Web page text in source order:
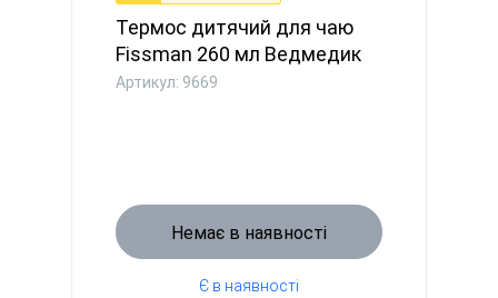
Термос дитячий для чаю
Fissman 260 мл Ведмедик
(96...
Артикул: 9669
Немає в наявності
Є в наявності